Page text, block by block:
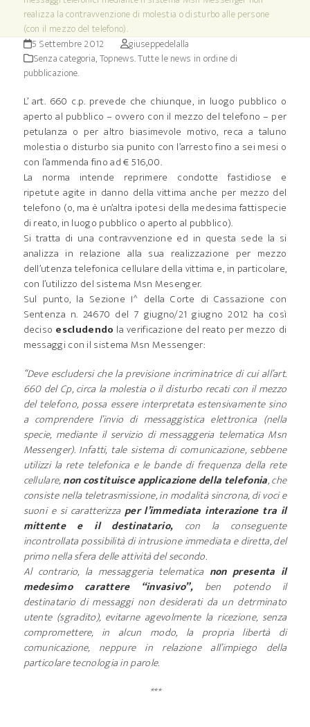
realizza la contravvenzione di molestia o disturbo alle persone
(con il mezzo del telefono).
5 Settembre 2012
giuseppedelalla
Senza categoria,Topnews. Tutte le news in ordine di
pubblicazione.
L’ art. 660 c.p. prevede che chiunque, in luogo pubblico o
aperto al pubblico – ovvero con il mezzo del telefono – per
petulanza o per altro biasimevole motivo, reca a taluno
molestia o disturbo sia punito con l’arresto fino a sei mesi o
con l’ammenda fino ad € 516,00.
La norma intende reprimere condotte fastidiose e
ripetute agite in danno della vittima anche per mezzo del
telefono (o, ma è un’altra ipotesi della medesima fattispecie
di reato, in luogo pubblico o aperto al pubblico).
Si tratta di una contravvenzione ed in questa sede la si
analizza in relazione alla sua realizzazione per mezzo
dell’utenza telefonica cellulare della vittima e, in particolare,
con l’utilizzo del sistema Msn Mesenger.
Sul punto, la Sezione I^ della Corte di Cassazione con
Sentenza n. 24670 del 7 giugno/21 giugno 2012 ha così
deciso escludendo la verificazione del reato per mezzo di
messaggi con il sistema Msn Messenger:
“Deve escludersi che la previsione incriminatrice di cui all’art.
660 del Cp, circa la molestia o il disturbo recati con il mezzo
del telefono, possa essere interpretata estensivamente sino
a comprendere l’invio di messaggistica elettronica (nella
specie, mediante il servizio di messaggeria telematica Msn
Messenger). Infatti, tale sistema di comunicazione, sebbene
utilizzi la rete telefonica e le bande di frequenza della rete
cellulare,non costituisce applicazione della telefonia, che
consiste nella teletrasmissione, in modalità sincrona, di voci e
suoni e si caratterizza per l’immediata interazione tra il
mittente e il destinatario, con la conseguente
incontrollata possibilità di intrusione immediata e diretta, del
primo nella sfera delle attività del secondo.
Al contrario, la messaggeria telematica non presenta il
medesimo carattere “invasivo”,ben potendo il
destinatario di messaggi non desiderati da un detrminato
utente (sgradito), evitarne agevolmente la ricezione, senza
compromettere, in alcun modo, la propria libertà di
comunicazione, neppure in relazione all’impiego della
particolare tecnologia in parole.
***